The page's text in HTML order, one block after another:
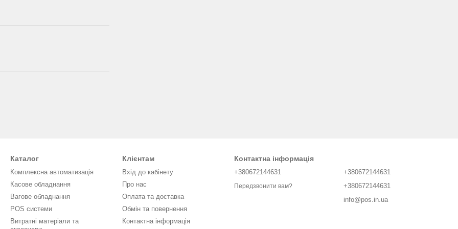
Каталог
Комплексна автоматизація
Касове обладнання
Вагове обладнання
POS системи
Витратні матеріали та
Клієнтам
Вхід до кабінету
Про нас
Оплата та доставка
Обмін та повернення
Контактна інформація
Контактна інформація
+380672144631
Передзвонити вам?
+380672144631
+380672144631
info@pos.in.ua